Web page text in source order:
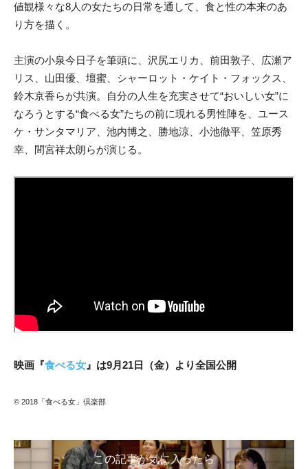
値観様々な8人の女たちの日常を通して、食と性の本来のあ
り方を描く。
主演の小泉今日子を筆頭に、沢尻エリカ、前田敦子、広瀬ア
リス、山田優、壇蜜、シャーロット・ケイト・フォックス、
鈴木京香らが共演。自分の人生を充実させて“おいしい女”に
なろうとする“食べる女”たちの前に現れる男性陣を、ユース
ケ・サンタマリア、池内博之、勝地涼、小池徹平、笠原秀
幸、間宮祥太朗らが演じる。
映画『食べる女 』は9月21日（金）より全国公開
© 2018「食べる女」倶楽部
この記事が気に入ったら